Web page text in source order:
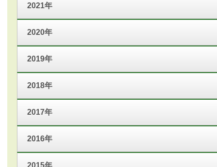
2021年
2020年
2019年
2018年
2017年
2016年
2015年